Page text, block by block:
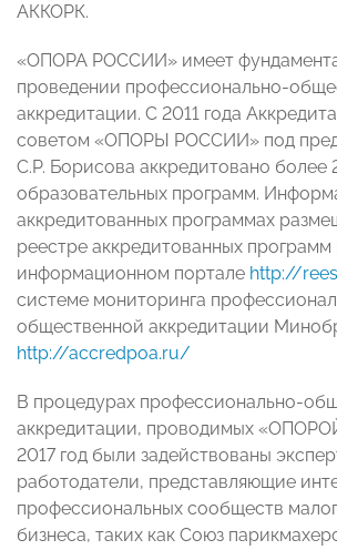
АККОРК.
«ОПОРА РОССИИ» имеет
проведении профессионально-
аккредитации. С 2011 года
советом «ОПОРЫ РОССИИ» под
С.Р. Борисова аккредитовано более
образовательных программ.
аккредитованных программах
реестре аккредитованных программ
информационном портале http://
системе мониторинга
общественной аккредитации
http://accredpoa.ru/
В процедурах профессионально-
аккредитации, проводимых
2017 год были задействованы
работодатели, представляющие
профессиональных сообществ
бизнеса, таких как Союз